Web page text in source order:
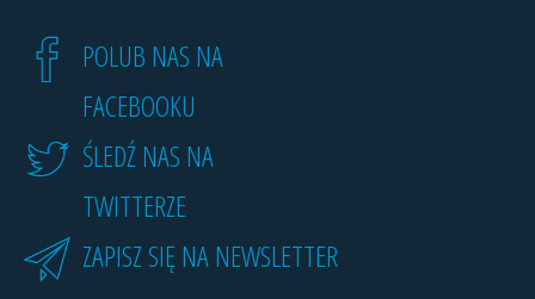
POLUB NAS NA
FACEBOOKU
ŚLEDŹ NAS NA
TWITTERZE
ZAPISZ SIĘ NA NEWSLETTER